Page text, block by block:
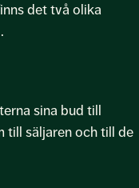
det två olika
sina bud till
till säljaren och till de